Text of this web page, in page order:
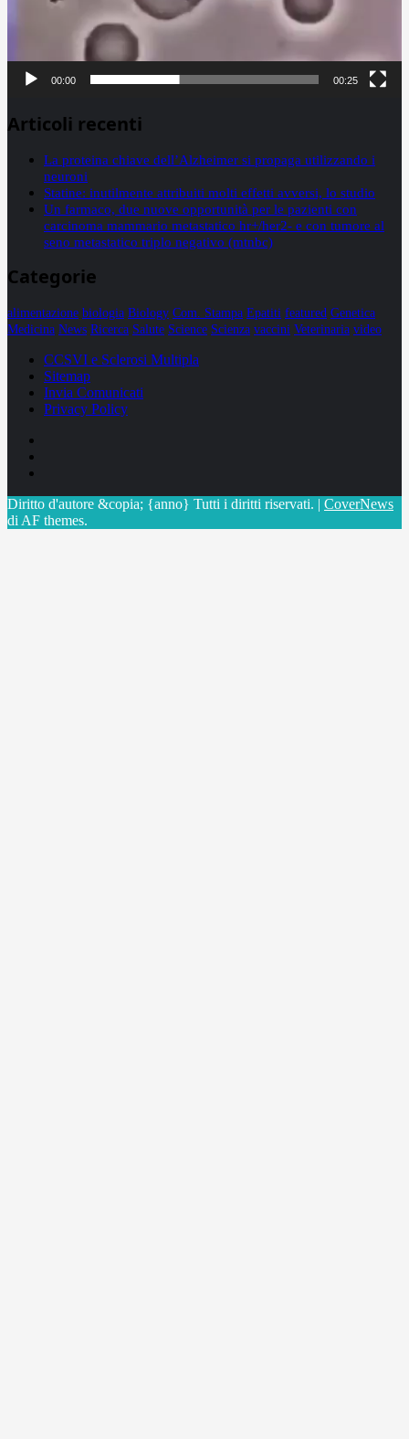
00:00 00:25
Articoli recenti
La proteina chiave dell’Alzheimer si propaga utilizzando i
neuroni
Statine: inutilmente attribuiti molti effetti avversi, lo studio
Un farmaco, due nuove opportunità per le pazienti con
carcinoma mammario metastatico hr+/her2- e con tumore al
seno metastatico triplo negativo (mtnbc)
Categorie
alimentazione biologia Biology Com. Stampa Epatiti featured Genetica
Medicina News Ricerca Salute Science Scienza vaccini Veterinaria video
CCSVI e Sclerosi Multipla
Sitemap
Invia Comunicati
Privacy Policy
Diritto d'autore &copia; {anno} Tutti i diritti riservati. | CoverNews
di AF themes.